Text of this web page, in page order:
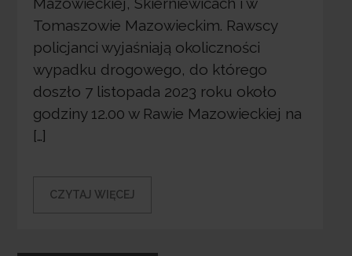
Tomaszowie Mazowieckim. Rawscy
policjanci wyjaśniają okoliczności
wypadku drogowego, do którego
doszło 7 listopada 2023 roku około
godziny 12.00 w Rawie Mazowieckiej na
[…]
CZYTAJ WIĘCEJ